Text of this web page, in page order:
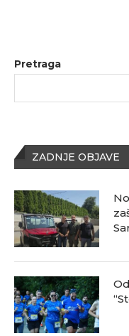
Pretraga
ZADNJE OBJAVE